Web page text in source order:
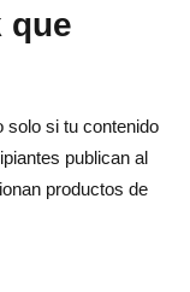
que
solo si tu contenido
publican al
productos de